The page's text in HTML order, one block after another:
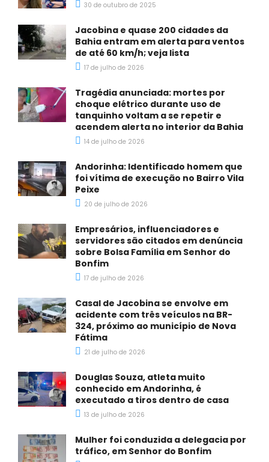
30 de outubro de 2025
Jacobina e quase 200 cidades da
Bahia entram em alerta para ventos
de até 60 km/h; veja lista
17 de julho de 2026
Tragédia anunciada: mortes por
choque elétrico durante uso de
tanquinho voltam a se repetir e
acendem alerta no interior da Bahia
14 de julho de 2026
Andorinha: Identificado homem que
foi vítima de execução no Bairro Vila
Peixe
20 de julho de 2026
Empresários, influenciadores e
servidores são citados em denúncia
sobre Bolsa Família em Senhor do
Bonfim
17 de julho de 2026
Casal de Jacobina se envolve em
acidente com três veículos na BR-
324, próximo ao município de Nova
Fátima
21 de julho de 2026
Douglas Souza, atleta muito
conhecido em Andorinha, é
executado a tiros dentro de casa
13 de julho de 2026
Mulher foi conduzida a delegacia por
tráfico, em Senhor do Bonfim